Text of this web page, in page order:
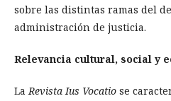
sobre las distintas ramas del
administración de justicia.
Relevancia cultural, social y
LaRevista Ius Vocatio se